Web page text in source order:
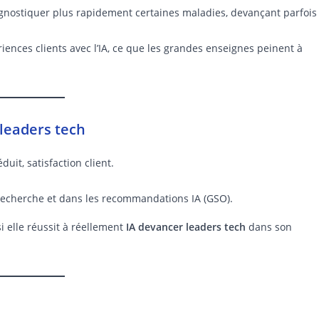
plus rapidement certaines maladies, devançant parfois
clients avec l’IA, ce que les grandes enseignes peinent à
tech
satisfaction client.
et dans les recommandations IA (GSO).
elle réussit à réellement IA devancer leaders tech dans son